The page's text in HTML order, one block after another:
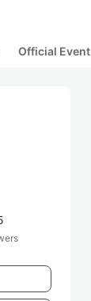
Official Event